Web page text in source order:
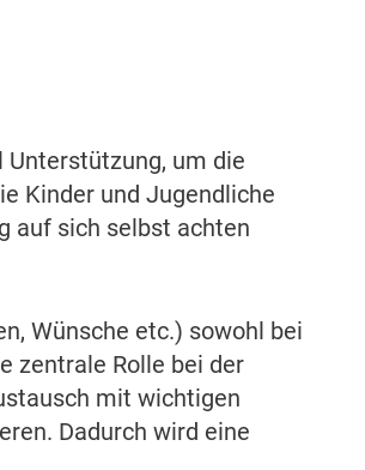
Unterstützung, um die
Kinder und Jugendliche
auf sich selbst achten
Wünsche etc.) sowohl bei
zentrale Rolle bei der
mit wichtigen
Dadurch wird eine